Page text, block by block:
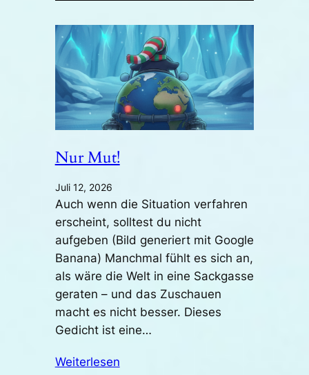
Nur Mut!
Juli 12, 2026
Auch wenn die Situation verfahren
erscheint, solltest du nicht
aufgeben (Bild generiert mit Google
Banana) Manchmal fühlt es sich an,
als wäre die Welt in eine Sackgasse
geraten – und das Zuschauen
macht es nicht besser. Dieses
Gedicht ist eine…
Weiterlesen